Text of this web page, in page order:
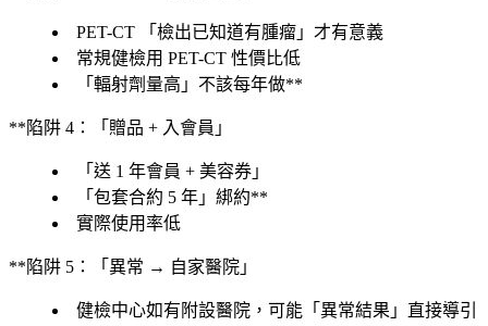
PET-CT 「檢出已知道有腫瘤」才有意義
常規健檢用 PET-CT 性價比低
「輻射劑量高」不該每年做**
**陷阱 4：「贈品 + 入會員」
「 送 1 年會員 + 美容券 」
「包套合約 5 年」綁約**
實際使用率低
**陷阱 5：「異常 → 自家醫院」
健檢中心如有附設醫院，可能「異常結果」直接導引